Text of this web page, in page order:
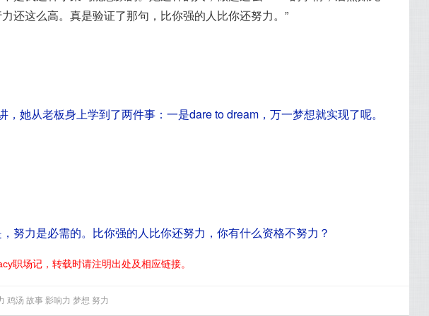
还这么高。真是验证了那句，比你强的人比你还努力。
，她从老板身上学到了两件事： 一是dare to dream，万一梦想就实现了呢。
努力是必需的。比你强的人比你还努力，你有什么资格不努力？
职场记，转载时请注明出处及相应链接。
鸡汤 故事 影响力 梦想 努力